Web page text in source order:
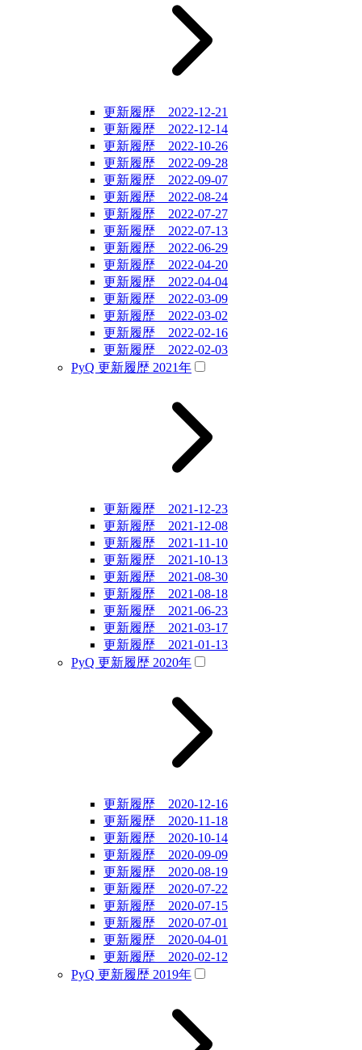
更新履歴 2022-12-21
更新履歴 2022-12-14
更新履歴 2022-10-26
更新履歴 2022-09-28
更新履歴 2022-09-07
更新履歴 2022-08-24
更新履歴 2022-07-27
更新履歴 2022-07-13
更新履歴 2022-06-29
更新履歴 2022-04-20
更新履歴 2022-04-04
更新履歴 2022-03-09
更新履歴 2022-03-02
更新履歴 2022-02-16
更新履歴 2022-02-03
PyQ 更新履歴 2021年
更新履歴 2021-12-23
更新履歴 2021-12-08
更新履歴 2021-11-10
更新履歴 2021-10-13
更新履歴 2021-08-30
更新履歴 2021-08-18
更新履歴 2021-06-23
更新履歴 2021-03-17
更新履歴 2021-01-13
PyQ 更新履歴 2020年
更新履歴 2020-12-16
更新履歴 2020-11-18
更新履歴 2020-10-14
更新履歴 2020-09-09
更新履歴 2020-08-19
更新履歴 2020-07-22
更新履歴 2020-07-15
更新履歴 2020-07-01
更新履歴 2020-04-01
更新履歴 2020-02-12
PyQ 更新履歴 2019年